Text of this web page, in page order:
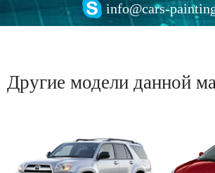
info@cars-
Другие модели данной